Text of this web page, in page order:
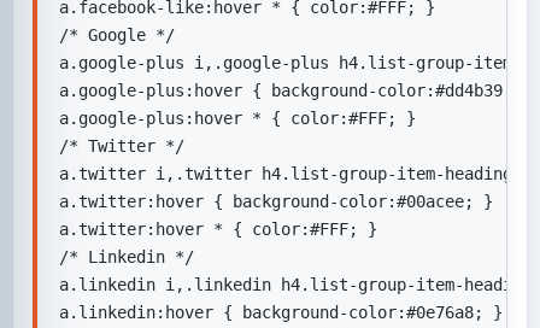
a.facebook-like:hover * { color:#FFF; }
/* Google */
a.google-plus i,.google-plus h4.list-group-item-
a.google-plus:hover { background-color:#dd4b39; }
a.google-plus:hover * { color:#FFF; }
/* Twitter */
a.twitter i,.twitter h4.list-group-item-heading {
a.twitter:hover { background-color:#00acee; }
a.twitter:hover * { color:#FFF; }
/* Linkedin */
a.linkedin i,.linkedin h4.list-group-item-heading
a.linkedin:hover { background-color:#0e76a8; }